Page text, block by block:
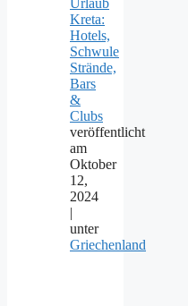
Kreta:
Hotels,
Schwule
Strände,
Bars
&
Clubs
veröffentlicht
am
Oktober
12,
2024
|
unter
Griechenland